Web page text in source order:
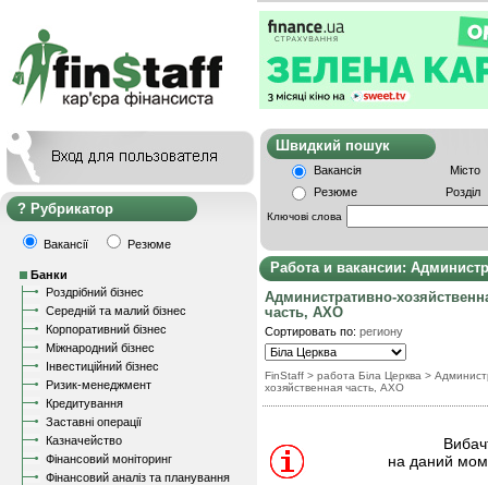
Рубрикатор
Вакансії Резюме
Банки
Роздрібний бізнес
Середній та малий бізнес
Корпоративний бізнес
Міжнародний бізнес
Інвестиційний бізнес
Ризик-менеджмент
Кредитування
Заставні операції
Казначейство
Фінансовий моніторинг
Фінансовий аналіз та планування
Швидкий
Вакансія
Місто
Резюме
Розділ
Ключові слова
Работа и вакансии:
Административно-
часть, АХО
Сортировать по: региону
FinStaff > работа Біла Церква >
хозяйственная часть, АХО
на даний